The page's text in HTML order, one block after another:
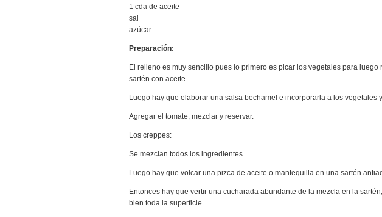
1 cda de aceite
sal
azúcar
Preparación:
El relleno es muy sencillo pues lo primero es picar los vegetales para luego
sartén con aceite.
Luego hay que elaborar una salsa bechamel e incorporarla a los vegetales
Agregar el tomate, mezclar y reservar.
Los creppes:
Se mezclan todos los ingredientes.
Luego hay que volcar una pizca de aceite o mantequilla en una sartén
Entonces hay que vertir una cucharada abundante de la mezcla en la
bien toda la superficie.